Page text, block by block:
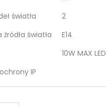
światła
2
źródła światła
E14
10W MAX LED
IP